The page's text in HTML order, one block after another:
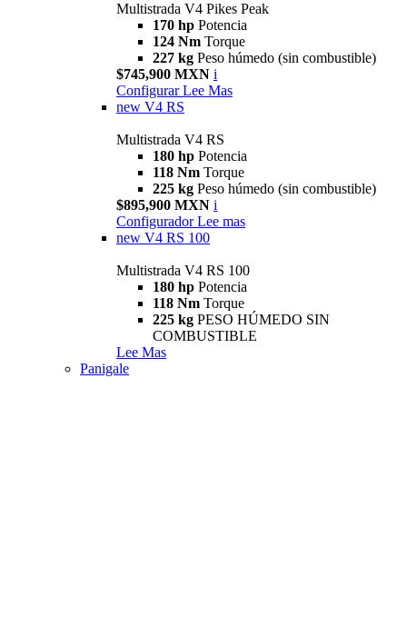
Multistrada V4 Pikes Peak
170 hp Potencia
124 Nm Torque
227 kg Peso húmedo (sin combustible)
$745,900 MXN i
Configurar Lee Mas
new V4 RS
Multistrada V4 RS
180 hp Potencia
118 Nm Torque
225 kg Peso húmedo (sin combustible)
$895,900 MXN i
Configurador Lee mas
new V4 RS 100
Multistrada V4 RS 100
180 hp Potencia
118 Nm Torque
225 kg PESO HÚMEDO SIN
COMBUSTIBLE
Lee Mas
Panigale